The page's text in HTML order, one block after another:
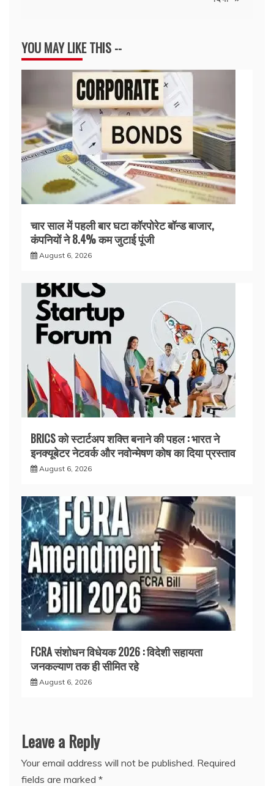
YOU MAY LIKE THIS --
चार साल में पहली बार घटा कॉरपोरेट बॉन्ड बाजार,
कंपनियों ने 8.4% कम जुटाई पूंजी
August 6, 2026
BRICS को स्टार्टअप शक्ति बनाने की पहल : भारत ने
इनक्यूबेटर नेटवर्क और नवोन्मेषण कोष का दिया प्रस्ताव
August 6, 2026
FCRA संशोधन विधेयक 2026 : विदेशी सहायता
जनकल्याण तक ही सीमित रहे
August 6, 2026
Leave a Reply
Your email address will not be published. Required
fields are marked *